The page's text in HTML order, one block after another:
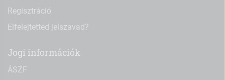
Regisztráció
Elfelejtetted jelszavad?
Jogi információk
ÁSZF